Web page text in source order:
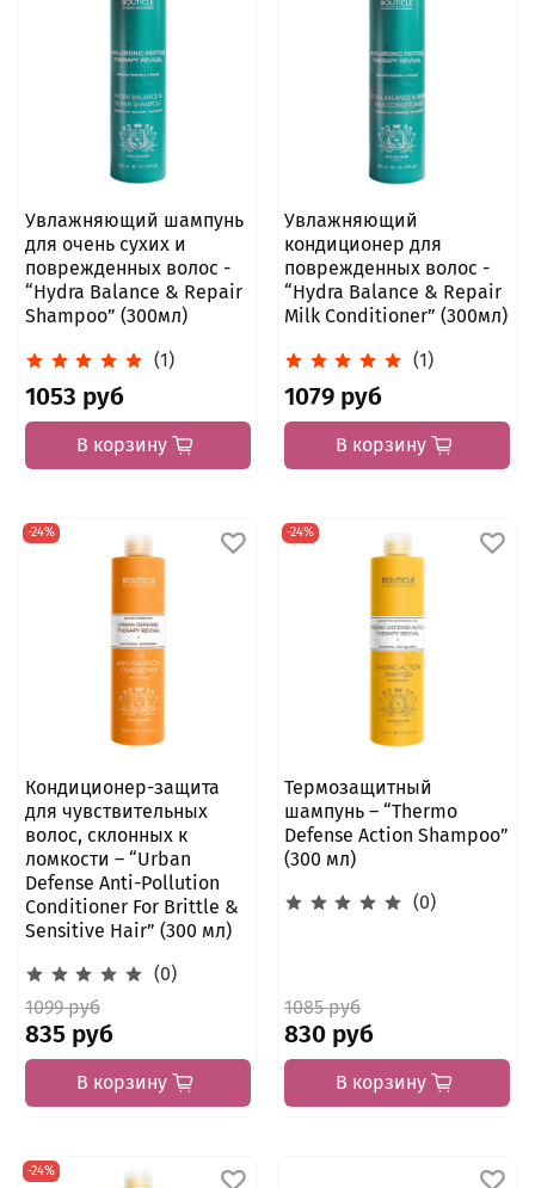
Увлажняющий шампунь
для очень сухих и
поврежденных волос -
“Hydra Balance & Repair
Shampoo” (300мл)
(1)
1053 руб
В корзину
Увлажняющий
кондиционер для
поврежденных волос -
“Hydra Balance & Repair
Milk Conditioner” (300мл)
(1)
1079 руб
В корзину
-24%
Кондиционер-защита
для чувствительных
волос, склонных к
ломкости – “Urban
Defense Anti-Pollution
Conditioner For Brittle &
Sensitive Hair” (300 мл)
(0)
1099 руб
835 руб
В корзину
-24%
Термозащитный
шампунь – “Thermo
Defense Action Shampoo”
(300 мл)
(0)
1085 руб
830 руб
В корзину
-24%